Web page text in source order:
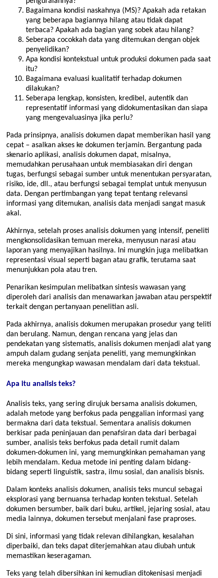
Bagaimana kondisi naskahnya (MS)? Apakah ada retakan
yang beberapa bagiannya hilang atau tidak dapat
terbaca? Apakah ada bagian yang sobek atau hilang?
Seberapa cocokkah data yang ditemukan dengan objek
penyelidikan?
Apa kondisi kontekstual untuk produksi dokumen pada saat
itu?
Bagaimana evaluasi kualitatif terhadap dokumen
dilakukan?
Seberapa lengkap, konsisten, kredibel, autentik dan
representatif informasi yang didokumentasikan dan siapa
yang mengevaluasinya jika perlu?
Pada prinsipnya, analisis dokumen dapat memberikan hasil yang
cepat – asalkan akses ke dokumen terjamin. Bergantung pada
skenario aplikasi, analisis dokumen dapat, misalnya,
memudahkan perusahaan untuk membiasakan diri dengan
tugas, berfungsi sebagai sumber untuk menentukan persyaratan,
risiko, ide, dll., atau berfungsi sebagai templat untuk menyusun
data. Dengan pertimbangan yang tepat tentang relevansi
informasi yang ditemukan, analisis data menjadi sangat masuk
akal.
Akhirnya, setelah proses analisis dokumen yang intensif, peneliti
mengkonsolidasikan temuan mereka, menyusun narasi atau
laporan yang menyajikan hasilnya. Ini mungkin juga melibatkan
representasi visual seperti bagan atau grafik, terutama saat
menunjukkan pola atau tren.
Penarikan kesimpulan melibatkan sintesis wawasan yang
diperoleh dari analisis dan menawarkan jawaban atau perspektif
terkait dengan pertanyaan penelitian asli.
Pada akhirnya, analisis dokumen merupakan prosedur yang teliti
dan berulang. Namun, dengan rencana yang jelas dan
pendekatan yang sistematis, analisis dokumen menjadi alat yang
ampuh dalam gudang senjata peneliti, yang memungkinkan
mereka mengungkap wawasan mendalam dari data tekstual.
Apa itu analisis teks?
Analisis teks, yang sering dirujuk bersama analisis dokumen,
adalah metode yang berfokus pada penggalian informasi yang
bermakna dari data tekstual. Sementara analisis dokumen
berkisar pada peninjauan dan penafsiran data dari berbagai
sumber, analisis teks berfokus pada detail rumit dalam
dokumen-dokumen ini, yang memungkinkan pemahaman yang
lebih mendalam. Kedua metode ini penting dalam bidang-
bidang seperti linguistik, sastra, ilmu sosial, dan analisis bisnis.
Dalam konteks analisis dokumen, analisis teks muncul sebagai
eksplorasi yang bernuansa terhadap konten tekstual. Setelah
dokumen bersumber, baik dari buku, artikel, jejaring sosial, atau
media lainnya, dokumen tersebut menjalani fase praproses.
Di sini, informasi yang tidak relevan dihilangkan, kesalahan
diperbaiki, dan teks dapat diterjemahkan atau diubah untuk
memastikan keseragaman.
Teks yang telah dibersihkan ini kemudian ditokenisasi menjadi